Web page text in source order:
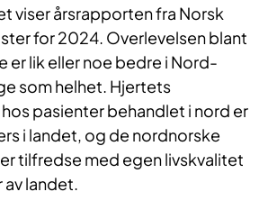
viser årsrapporten fra Norsk
for 2024. Overlevelsen blant
er lik eller noe bedre i Nord-
som helhet. Hjertets
pasienter behandlet i nord er
i landet, og de nordnorske
tilfredse med egen livskvalitet
av landet.